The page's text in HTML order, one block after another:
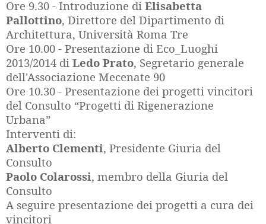
Ore 9.30 - Introduzione di Elisabetta
Pallottino, Direttore del Dipartimento di
Architettura, Università Roma Tre
Ore 10.00 - Presentazione di Eco_Luoghi
2013/2014 di Ledo Prato, Segretario generale
dell'Associazione Mecenate 90
Ore 10.30 - Presentazione dei progetti vincitori
del Consulto “Progetti di Rigenerazione
Urbana”
Interventi di:
Alberto Clementi, Presidente Giuria del
Consulto
Paolo Colarossi, membro della Giuria del
Consulto
A seguire presentazione dei progetti a cura dei
vincitori